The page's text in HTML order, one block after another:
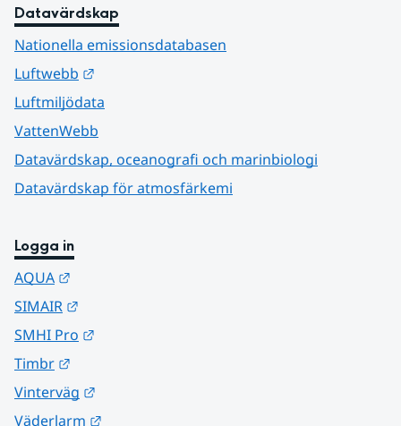
Datavärdskap
Nationella emissionsdatabasen
Luftwebb
Luftmiljödata
VattenWebb
Datavärdskap, oceanografi och marinbiologi
Datavärdskap för atmosfärkemi
Logga in
AQUA
SIMAIR
SMHI Pro
Timbr
Vinterväg
Väderlarm